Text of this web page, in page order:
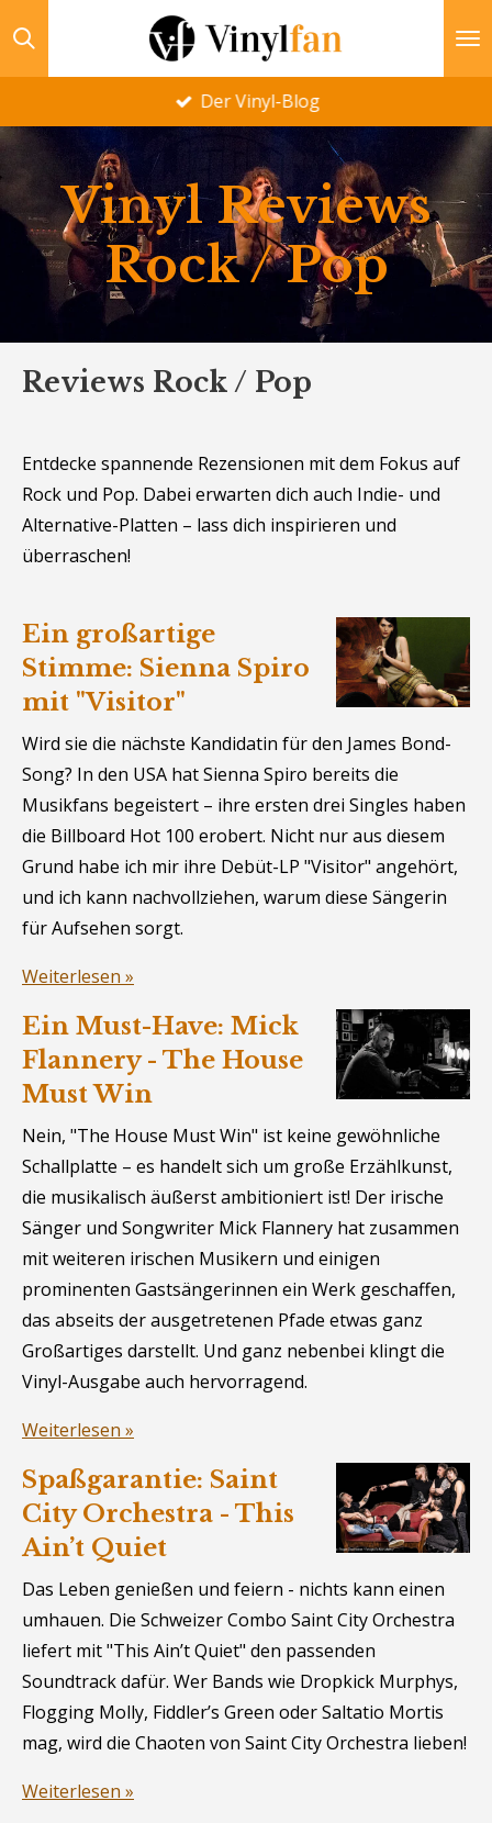
Zum
Hauptinhalt
Der Vinyl-Blog
Vinyl Reviews
Rock / Pop
Reviews Rock / Pop
Entdecke spannende Rezensionen mit dem Fokus auf
Rock und Pop. Dabei erwarten dich auch Indie- und
Alternative-Platten – lass dich inspirieren und
überraschen!
Ein großartige
Stimme: Sienna Spiro
mit "Visitor"
Wird sie die nächste Kandidatin für den James Bond-
Song? In den USA hat Sienna Spiro bereits die
Musikfans begeistert – ihre ersten drei Singles haben
die Billboard Hot 100 erobert. Nicht nur aus diesem
Grund habe ich mir ihre Debüt-LP "Visitor" angehört,
und ich kann nachvollziehen, warum diese Sängerin
für Aufsehen sorgt.
Weiterlesen »
Ein Must-Have: Mick
Flannery - The House
Must Win
Nein, "The House Must Win" ist keine gewöhnliche
Schallplatte – es handelt sich um große Erzählkunst,
die musikalisch äußerst ambitioniert ist! Der irische
Sänger und Songwriter Mick Flannery hat zusammen
mit weiteren irischen Musikern und einigen
prominenten Gastsängerinnen ein Werk geschaffen,
das abseits der ausgetretenen Pfade etwas ganz
Großartiges darstellt. Und ganz nebenbei klingt die
Vinyl-Ausgabe auch hervorragend.
Weiterlesen »
Spaßgarantie: Saint
City Orchestra - This
Ain’t Quiet
Das Leben genießen und feiern - nichts kann einen
umhauen. Die Schweizer Combo Saint City Orchestra
liefert mit "This Ain’t Quiet" den passenden
Soundtrack dafür. Wer Bands wie Dropkick Murphys,
Flogging Molly, Fiddler’s Green oder Saltatio Mortis
mag, wird die Chaoten von Saint City Orchestra lieben!
Weiterlesen »